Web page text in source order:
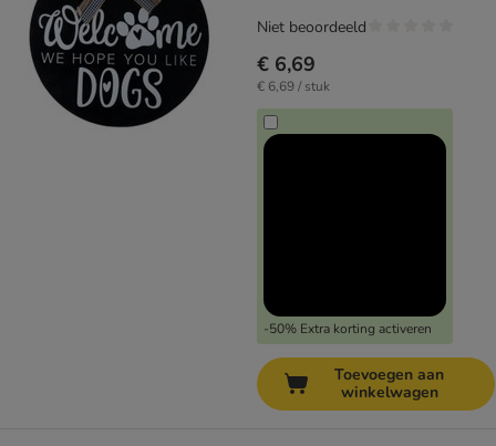
€ 6,69
€ 6,69 / stuk
-50% Extra korting activeren
Niet beoordeeld
Toevoegen aan
winkelwagen